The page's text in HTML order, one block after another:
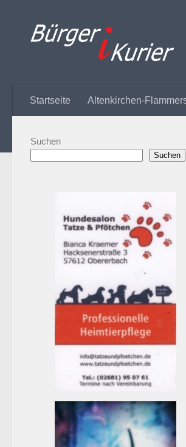
Startseite Altenkirchen-
Suchen
Suchen